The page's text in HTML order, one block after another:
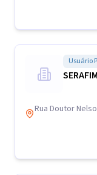
Usuário
Rua Doutor